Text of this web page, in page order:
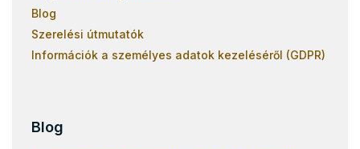
Blog
Szerelési útmutatók
Információk a személyes adatok kezeléséről (GDPR)
Blog